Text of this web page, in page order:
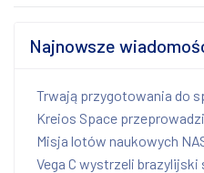
Najnowsze
Trwają przygotowania do
Kreios Space
Misja lotów naukowych
Vega C wystrzeli brazylijski